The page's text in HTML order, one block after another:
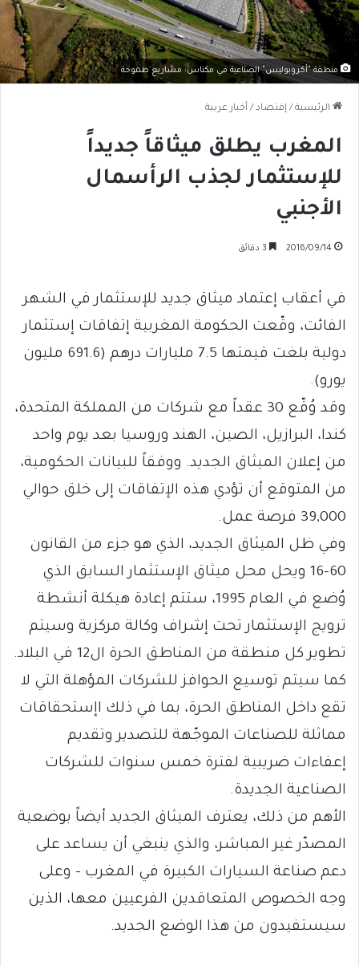
منطقة "أكروبوليس" الصناعية في مكناس: مشاريع طموحة
الرئيسية / إقتصاد / أخبار عربية
المغرب يطلق ميثاقاً جديداً
للإستثمار لجذب الرأسمال
الأجنبي
2016/09/14
في أعقاب إعتماد ميثاق جديد للإستثمار في الشهر
الفائت، وقّعت الحكومة المغربية إتفاقات إستثمار
دولية بلغت قيمتها 7.5 مليارات درهم (691.6 مليون
يورو).
وقد وُقّع 30 عقداً مع شركات من المملكة المتحدة،
كندا، البرازيل، الصين، الهند وروسيا بعد يوم واحد
من إعلان الميثاق الجديد. ووفقاً للبيانات الحكومية،
من المتوقع أن تؤدي هذه الإتفاقات إلى خلق حوالي
39,000 فرصة عمل.
وفي ظل الميثاق الجديد، الذي هو جزء من القانون
60-16 ويحل محل ميثاق الإستثمار السابق الذي
وُضع في العام 1995، ستتم إعادة هيكلة أنشطة
ترويج الإستثمار تحت إشراف وكالة مركزية وسيتم
تطوير كل منطقة من المناطق الحرة ال12 في البلاد.
كما سيتم توسيع الحوافز للشركات المؤهلة التي لا
تقع داخل المناطق الحرة، بما في ذلك اإستحقاقات
مماثلة للصناعات الموجّهة للتصدير وتقديم
إعفاءات ضريبية لفترة خمس سنوات للشركات
الصناعية الجديدة.
الأهم من ذلك، يعترف الميثاق الجديد أيضاً بوضعية
المصدّر غير المباشر، والذي ينبغي أن يساعد على
دعم صناعة السيارات الكبيرة في المغرب – وعلى
وجه الخصوص المتعاقدين الفرعيين معها، الذين
سيستفيدون من هذا الوضع الجديد.